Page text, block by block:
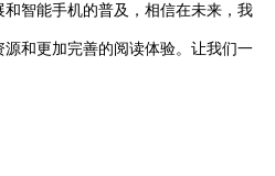
智能手机的普及，相信在未来，我
和更加完善的阅读体验。让我们一